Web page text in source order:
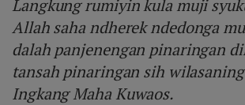
Langkung rumiyin kula muji
Allah saha ndherek ndedonga
dalah panjenengan pinaringan
tansah pinaringan sih
Ingkang Maha Kuwaos.